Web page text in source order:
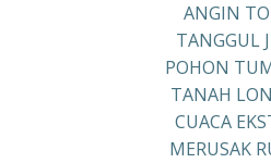
ANGIN
TANGGUL
POHON
TANAH
CUACA
MERUSAK